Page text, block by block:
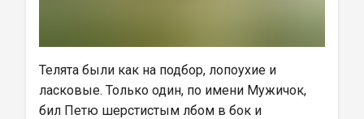
Телята были как на подбор, лопоухие и
ласковые. Только один, по имени Мужичок,
бил Петю шерстистым лбом в бок и